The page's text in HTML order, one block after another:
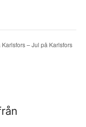
Karlsfors – Jul på Karlsfors